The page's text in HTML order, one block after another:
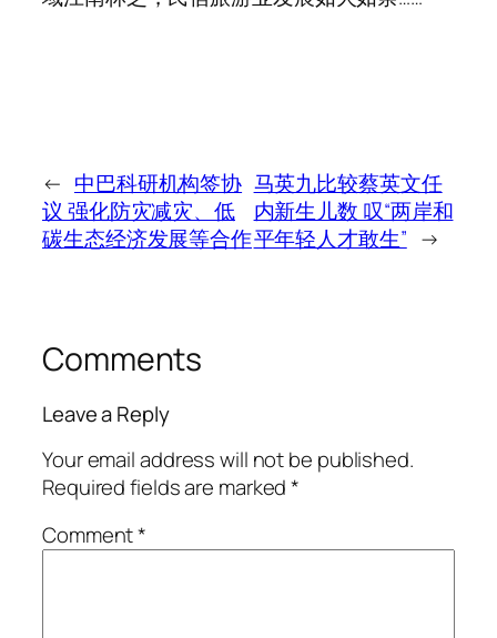
← 中巴科研机构签协
议 强化防灾减灾、低
碳生态经济发展等合作
马英九比较蔡英文任
内新生儿数 叹“两岸和
平年轻人才敢生” →
Comments
Leave a Reply
Your email address will not be published.
Required fields are marked*
Comment*